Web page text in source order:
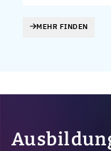
MEHR FINDEN